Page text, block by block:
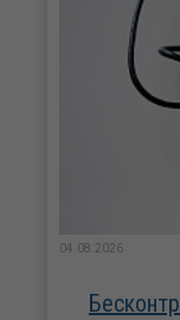
04.08.2026